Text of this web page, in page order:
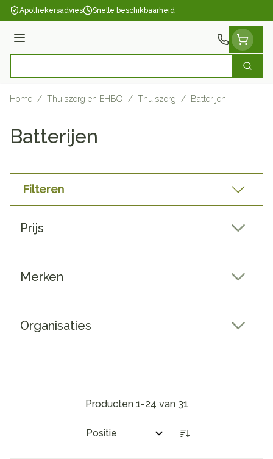
Ga naar de inhoud
Apothekersadvies Snelle beschikbaarheid
Menu
Zoek
Home / Thuiszorg en EHBO / Thuiszorg / Batterijen
Batterijen
Filteren
Prijs
Merken
Organisaties
Producten 1-24 van 31
Sorteer op: